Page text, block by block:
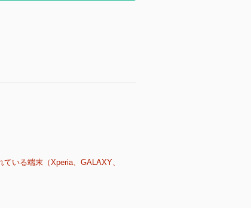
いる端末（Xperia、GALAXY、